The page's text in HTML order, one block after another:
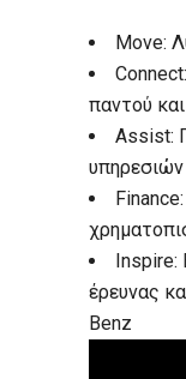
Move:
παντού
Assist:
Inspire:
έρευνας
Benz